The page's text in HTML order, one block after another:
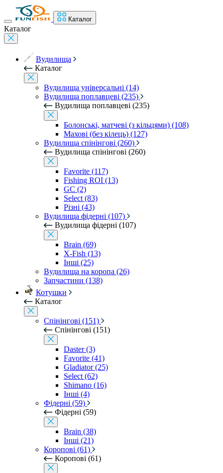
Каталог
Каталог
Вудилища
Каталог
Вудилища універсальні (14)
Вудилища поплавцеві (235)
Вудилища поплавцеві (235)
Болонські, матчеві (з кільцями) (108)
Махові (без кілець) (127)
Вудилища спінінгові (260)
Вудилища спінінгові (260)
Favorite (117)
Fishing ROI (13)
GC (2)
Select (83)
Різні (43)
Вудилища фідерні (107)
Вудилища фідерні (107)
Brain (69)
X-Fish (13)
Інші (25)
Вудилища на коропа (26)
Запчастини (138)
Котушки
Каталог
Спінінгові (151)
Спінінгові (151)
Daster (3)
Favorite (41)
Gladiator (25)
Select (62)
Shimano (16)
Інші (4)
Фідерні (59)
Фідерні (59)
Brain (38)
Інші (21)
Коропові (61)
Коропові (61)